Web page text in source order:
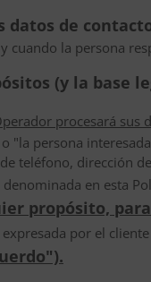
datos de
cuando la persona
(y la base
procesará sus
"la persona
teléfono, dirección
denominada en esta
propósito,
por el